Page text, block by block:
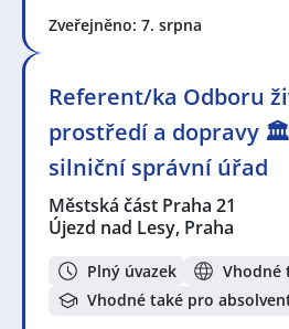
Zveřejněno: 7. srpna
Referent/ka Odboru
prostředí a dopravy
silniční správní úřad
Městská část Praha 21
Újezd nad Lesy, Praha
Plný úvazek
Vhodné
Vhodné také pro